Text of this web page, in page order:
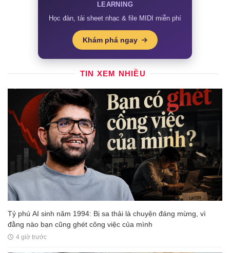
LEARNING
Học đàn, tải sheet nhạc & file MIDI miễn phí
Khám phá ngay
TIN XEM NHIỀU
Tỷ phú AI sinh năm 1994: Bị sa thải là chuyện đáng mừng, vì
đằng nào bạn cũng ghét công việc của mình
4 giờ trước